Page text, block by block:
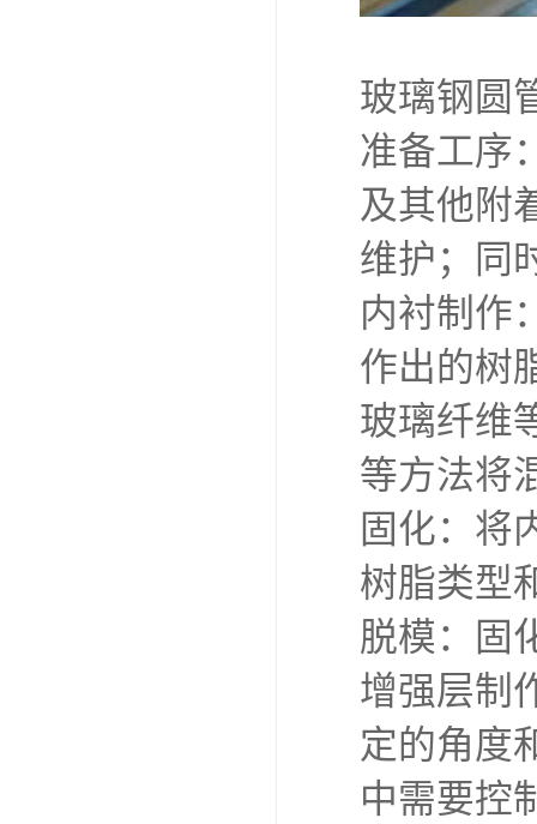
玻璃钢圆
准备工序
及其他附
维护；同
内衬制作
作出的树
玻璃纤维
等方法将
固化：将
树脂类型
脱模：固
增强层制
定的角度
中需要控